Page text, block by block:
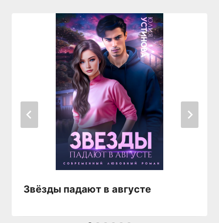
Звёзды падают в августе